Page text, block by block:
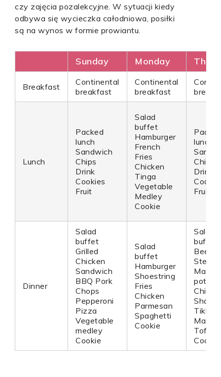
czy zajęcia pozalekcyjne. W sytuacji kiedy
odbywa się wycieczka całodniowa, posiłki
są na wynos w formie prowiantu.
Sunday Monday
Breakfast
Continental
breakfast
Continental
breakfast
Lunch
Packed
lunch
Sandwich
Chips
Drink
Cookies
Fruit
Salad
buffet
Hamburger
French
Fries
Chicken
Tinga
Vegetable
Medley
Cookie
lunch
Chips
Drink
Fruit
Dinner
Salad
buffet
Grilled
Chicken
Sandwich
BBQ Pork
Chops
Pepperoni
Pizza
Vegetable
medley
Cookie
Salad
buffet
Hamburger
Shoestring
Fries
Chicken
Parmesan
Spaghetti
Cookie
Salad
buffet
Beef
Steak
Tikka
Masala
Tofu
Cookie